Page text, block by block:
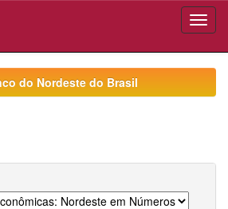
do Nordeste do Brasil